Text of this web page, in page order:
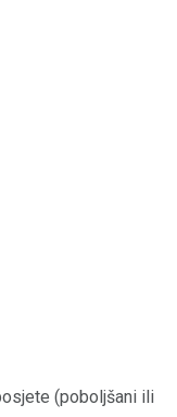
(poboljšani ili